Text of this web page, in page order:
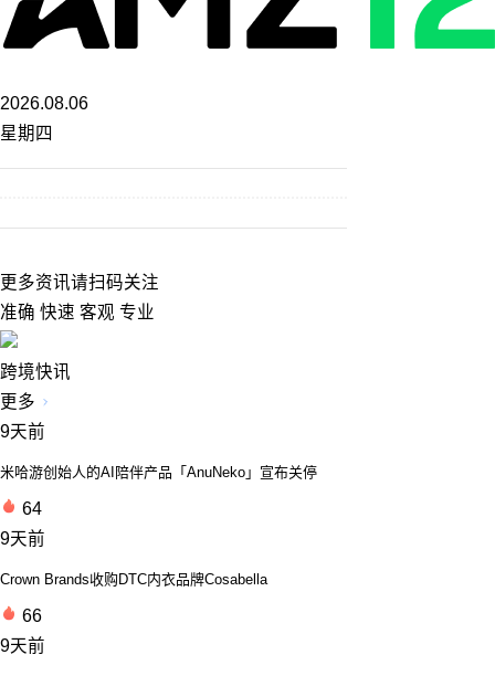
2026.08.06
星期四
更多资讯请扫码关注
准确 快速 客观 专业
跨境快讯
更多
9天前
米哈游创始人的AI陪伴产品「AnuNeko」宣布关停
64
9天前
Crown Brands收购DTC内衣品牌Cosabella
66
9天前